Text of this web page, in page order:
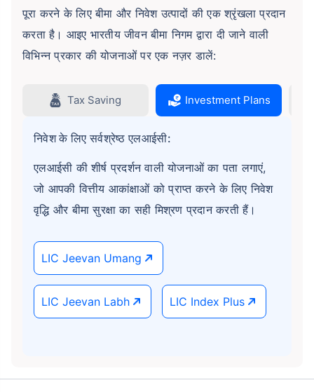
पूरा करने के लिए बीमा और निवेश उत्पादों की एक श्रृंखला प्रदान
करता है। आइए भारतीय जीवन बीमा निगम द्वारा दी जाने वाली
विभिन्न प्रकार की योजनाओं पर एक नज़र डालें:
Tax Saving Investment Plans
निवेश के लिए सर्वश्रेष्ठ एलआईसी:
एलआईसी की शीर्ष प्रदर्शन वाली योजनाओं का पता लगाएं,
जो आपकी वित्तीय आकांक्षाओं को प्राप्त करने के लिए निवेश
वृद्धि और बीमा सुरक्षा का सही मिश्रण प्रदान करती हैं।
LIC Jeevan Umang
LIC Jeevan Labh LIC Index Plus
क्या आप अपने भविष्य में निवेश करने के लिए तैयार हैं?
अभी जाइए मत!